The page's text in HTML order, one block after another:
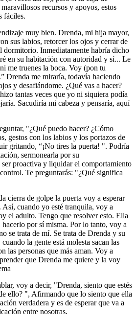
recursos y apoyos, estos
fáciles.
muy bien. Drenda, mi hija mayor,
sus labios, retorcer los ojos y cerrar de
dormitorio. Inmediatamente habría dicho
en su habitación con autoridad y sí... Le
me truenes la boca. Voy (pon tu
Drenda me miraría, todavía haciendo
y desafiándome. ¿Qué vas a hacer?
tantas veces que yo ni siquiera podía
Sacudiría mi cabeza y pensaría, aquí
"¿Qué puedo hacer? ¿Cómo
gestos con los labios y los portazos de
gritando, “¡No tires la puerta! ". Podría
sermonearla por su
proactiva y liquidar el comportamiento
Te preguntarás: "¿Qué significa
cierra de golpe la puerta voy a esperar
Así, cuando yo esté tranquila, voy a
el adulto. Tengo que resolver esto. Ella
hacerlo por sí misma. Por lo tanto, voy a
se trata de mí. Se trata de Drenda y su
la gente está molesta sacan las
las personas que más aman. Voy a
que Drenda me quiere y la voy
voy a decir, "Drenda, siento que estés
ello? ", Afirmando que lo siento que ella
verdadera y es de esperar que va a
entre nosotras.